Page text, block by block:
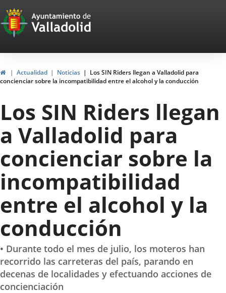
Portal
Web
del
Ayuntamiento
de
Valladolid
HomeActualidad Noticias
Los SIN Riders llegan a Valladolid para
concienciar sobre la incompatibilidad entre el alcohol y la conducción
Los SIN Riders llegan
a Valladolid para
concienciar sobre la
incompatibilidad
entre el alcohol y la
conducción
• Durante todo el mes de julio, los moteros han
recorrido las carreteras del país, parando en
decenas de localidades y efectuando acciones de
concienciación